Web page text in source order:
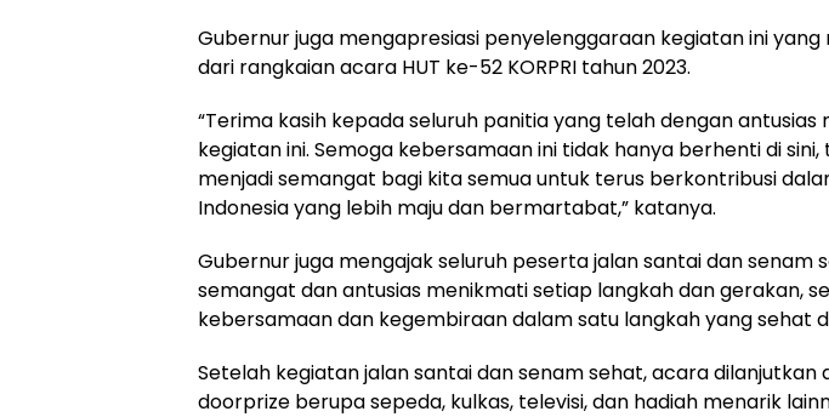
Gubernur juga mengapresiasi penyelenggaraan kegiatan ini yang
dari rangkaian acara HUT ke-52 KORPRI tahun 2023.
“Terima kasih kepada seluruh panitia yang telah dengan
kegiatan ini. Semoga kebersamaan ini tidak hanya berhenti di
menjadi semangat bagi kita semua untuk terus berkontribusi
Indonesia yang lebih maju dan bermartabat,” katanya.
Gubernur juga mengajak seluruh peserta jalan santai dan senam
semangat dan antusias menikmati setiap langkah dan gerakan,
kebersamaan dan kegembiraan dalam satu langkah yang sehat
Setelah kegiatan jalan santai dan senam sehat, acara dilanjutkan
doorprize berupa sepeda, kulkas, televisi, dan hadiah menarik